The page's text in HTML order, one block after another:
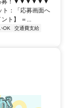
応募！▼▼▼▼▼▼
ト：「応募画面へ
ト】 ＝...
OK
交通費支給